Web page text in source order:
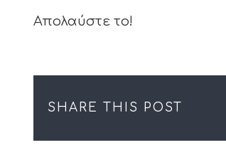
Απολαύστε το!
SHARE THIS POST